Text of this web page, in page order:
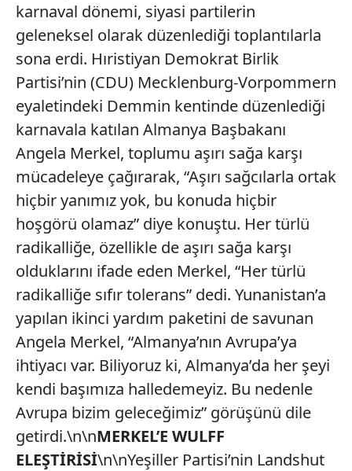
karnaval dönemi, siyasi partilerin
geleneksel olarak düzenlediği toplantılarla
sona erdi. Hıristiyan Demokrat Birlik
Partisi’nin (CDU) Mecklenburg-Vorpommern
eyaletindeki Demmin kentinde düzenlediği
karnavala katılan Almanya Başbakanı
Angela Merkel, toplumu aşırı sağa karşı
mücadeleye çağırarak, “Aşırı sağcılarla ortak
hiçbir yanımız yok, bu konuda hiçbir
hoşgörü olamaz” diye konuştu. Her türlü
radikalliğe, özellikle de aşırı sağa karşı
olduklarını ifade eden Merkel, “Her türlü
radikalliğe sıfır tolerans” dedi. Yunanistan’a
yapılan ikinci yardım paketini de savunan
Angela Merkel, “Almanya’nın Avrupa’ya
ihtiyacı var. Biliyoruz ki, Almanya’da her şeyi
kendi başımıza halledemeyiz. Bu nedenle
Avrupa bizim geleceğimiz” görüşünü dile
getirdi.\n\nMERKEL’E WULFF
ELEŞTİRİSİ\n\nYeşiller Partisi’nin Landshut